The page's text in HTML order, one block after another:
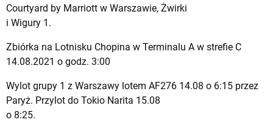
Courtyard by Marriott w Warszawie, Żwirki
i Wigury 1.
Zbiórka na Lotnisku Chopina w Terminalu A w strefie C
14.08.2021 o godz. 3:00
Wylot grupy 1 z Warszawy lotem AF276 14.08 o 6:15 przez
Paryż. Przylot do Tokio Narita 15.08
o 8:25.